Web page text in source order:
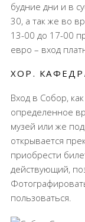
будние дни и в
30, а так же во
13-00 до 17-00
евро – вход
ХОР.
Вход в Собор,
определенное
музей или же
открывается
приобрести
действующий,
пользоваться.